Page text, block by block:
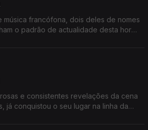
música francófona, dois deles de nomes
o padrão de actualidade desta hora
e consistentes revelações da cena
já conquistou o seu lugar na linha da